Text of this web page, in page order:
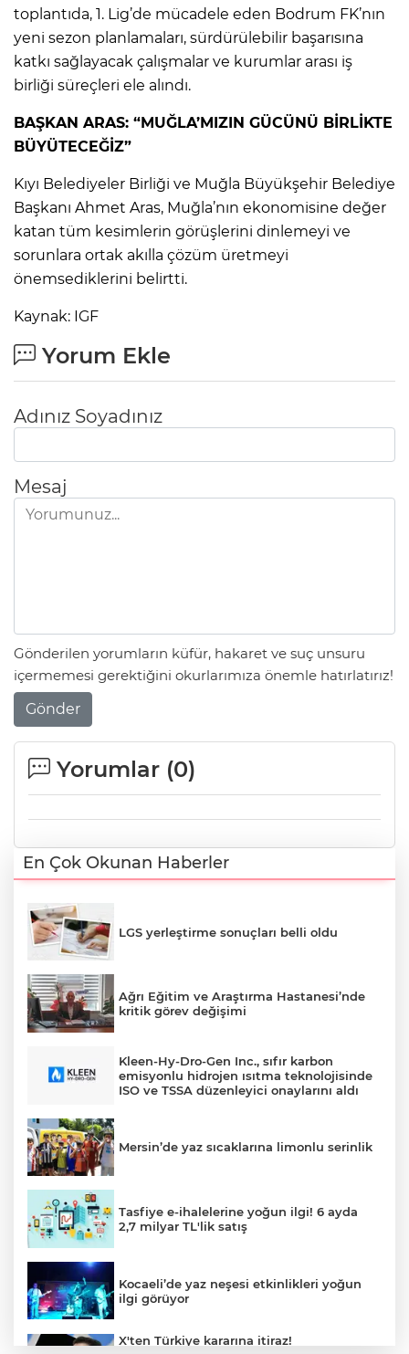
toplantıda, 1. Lig’de mücadele eden Bodrum FK’nın
yeni sezon planlamaları, sürdürülebilir başarısına
katkı sağlayacak çalışmalar ve kurumlar arası iş
birliği süreçleri ele alındı.
BAŞKAN ARAS: “MUĞLA’MIZIN GÜCÜNÜ BİRLİKTE
BÜYÜTECEĞİZ”
Kıyı Belediyeler Birliği ve Muğla Büyükşehir Belediye
Başkanı Ahmet Aras, Muğla’nın ekonomisine değer
katan tüm kesimlerin görüşlerini dinlemeyi ve
sorunlara ortak akılla çözüm üretmeyi
önemsediklerini belirtti.
Kaynak: IGF
Yorum Ekle
Adınız Soyadınız
Mesaj
Gönderilen yorumların küfür, hakaret ve suç unsuru
içermemesi gerektiğini okurlarımıza önemle hatırlatırız!
Gönder
Yorumlar (0)
En Çok Okunan Haberler
LGS yerleştirme sonuçları belli oldu
Ağrı Eğitim ve Araştırma Hastanesi’nde
kritik görev değişimi
Kleen-Hy-Dro-Gen Inc., sıfır karbon
emisyonlu hidrojen ısıtma teknolojisinde
ISO ve TSSA düzenleyici onaylarını aldı
Mersin’de yaz sıcaklarına limonlu serinlik
Tasfiye e-ihalelerine yoğun ilgi! 6 ayda
2,7 milyar TL'lik satış
Kocaeli’de yaz neşesi etkinlikleri yoğun
ilgi görüyor
X'ten Türkiye kararına itiraz!